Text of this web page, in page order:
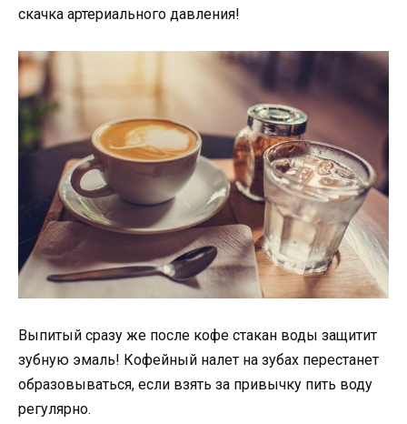
скачка артериального давления!
Выпитый сразу же после кофе стакан воды защитит
зубную эмаль! Кофейный налет на зубах перестанет
образовываться, если взять за привычку пить воду
регулярно.